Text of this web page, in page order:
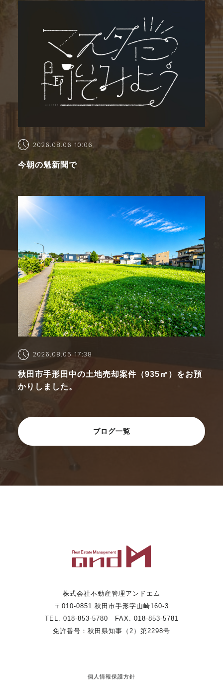
2026.08.06 10:06
今朝の魁新聞で
2026.08.05 17:38
秋田市手形田中の土地売却案件（935㎡）をお預
かりしました。
ブログ一覧
株式会社不動産管理アンドエム
〒010-0851 秋田市手形字山崎160-3
TEL. 018-853-5780 FAX. 018-853-5781
免許番号：秋田県知事（2）第2298号
個人情報保護方針